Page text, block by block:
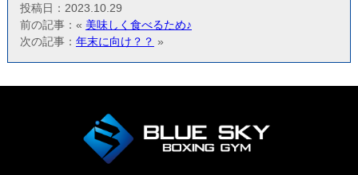
投稿日：2023.10.29
前の記事：« 美味しく食べるため♪
次の記事： 年末に向け？？ »